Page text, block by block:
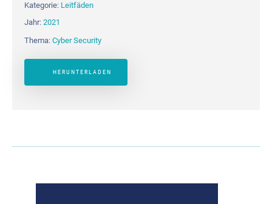
Kategorie: Leitfäden
Jahr: 2021
Thema: Cyber Security
HERUNTERLADEN